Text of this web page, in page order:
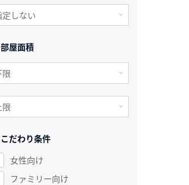
部屋面積
こだわり条件
女性向け
ファミリー向け